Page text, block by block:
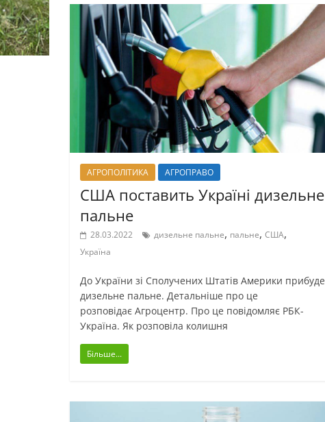
АГРОПОЛІТИКА АГРОПРАВО
США поставить Україні дизельне
пальне
28.03.2022 дизельне пальне, пальне, США,
Україна
До України зі Сполучених Штатів Америки прибуде
дизельне пальне. Детальніше про це
розповідає Агроцентр. Про це повідомляє РБК-
Україна. Як розповіла колишня
Більше...